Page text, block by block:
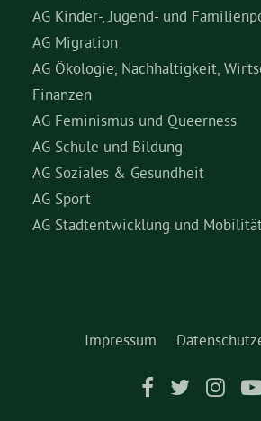
AG Kinder-, Jugend- und
AG Migration
AG Ökologie, Nachhaltigkeit,
Finanzen
AG Feminismus und Queerness
AG Schule und Bildung
AG Soziales & Gesundheit
AG Sport
AG Stadtentwicklung und
Impressum